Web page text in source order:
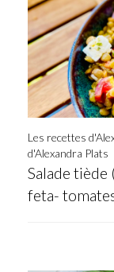
Les recettes
d'Alexandra Plats
Salade
feta-